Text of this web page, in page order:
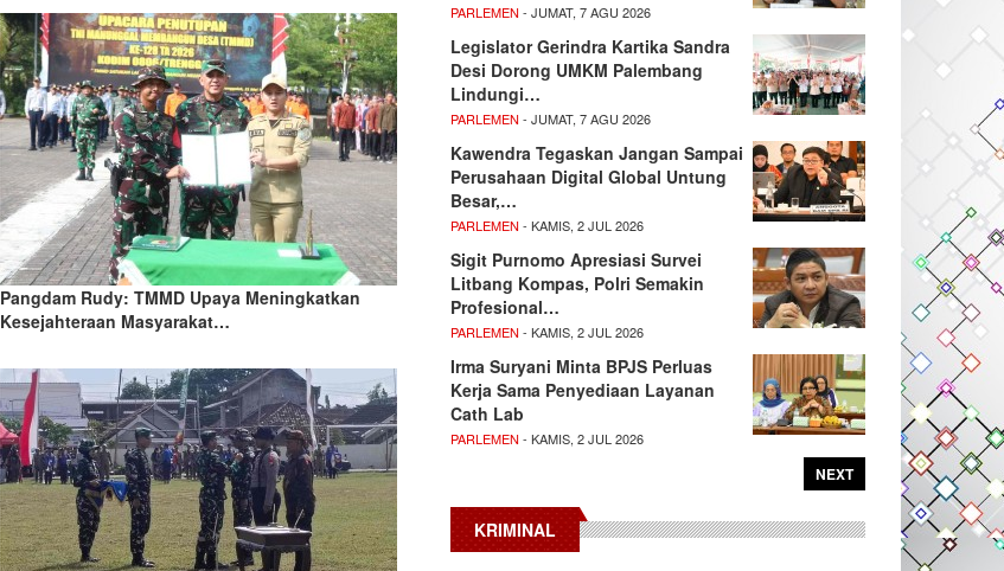
Pangdam Rudy: TMMD Upaya Meningkatkan
Kesejahteraan Masyarakat…
PARLEMEN - JUMAT, 7 AGU 2026
Legislator Gerindra Kartika Sandra
Desi Dorong UMKM Palembang
Lindungi…
PARLEMEN - JUMAT, 7 AGU 2026
Kawendra Tegaskan Jangan Sampai
Perusahaan Digital Global Untung
Besar,…
PARLEMEN - KAMIS, 2 JUL 2026
Sigit Purnomo Apresiasi Survei
Litbang Kompas, Polri Semakin
Profesional…
PARLEMEN - KAMIS, 2 JUL 2026
Irma Suryani Minta BPJS Perluas
Kerja Sama Penyediaan Layanan
Cath Lab
PARLEMEN - KAMIS, 2 JUL 2026
NEXT
KRIMINAL